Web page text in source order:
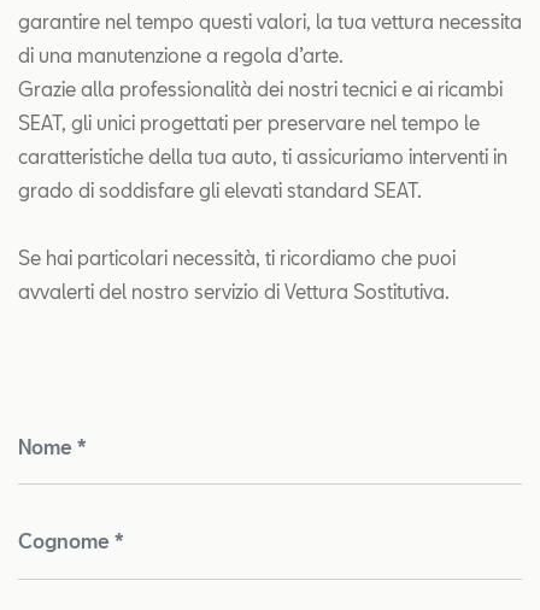
garantire nel tempo questi valori, la tua vettura necessita
di una manutenzione a regola d’arte.
Grazie alla professionalità dei nostri tecnici e ai ricambi
SEAT, gli unici progettati per preservare nel tempo le
caratteristiche della tua auto, ti assicuriamo interventi in
grado di soddisfare gli elevati standard SEAT.
Se hai particolari necessità, ti ricordiamo che puoi
avvalerti del nostro servizio di Vettura Sostitutiva.
Nome *
Cognome *